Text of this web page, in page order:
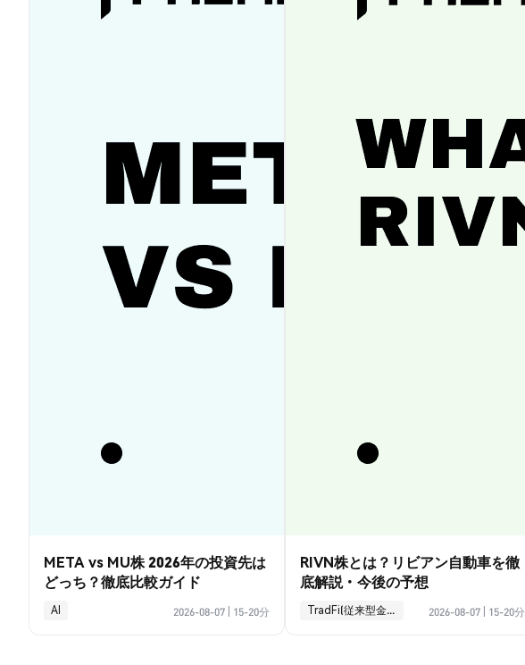
META vs MU株 2026年の投資先は
どっち？徹底比較ガイド
AI 2026-08-07 15-20分
RIVN株とは？リビアン自動車を徹
底解説・今後の予想
TradFi(従来型金融) 2026-08-07 15-20分